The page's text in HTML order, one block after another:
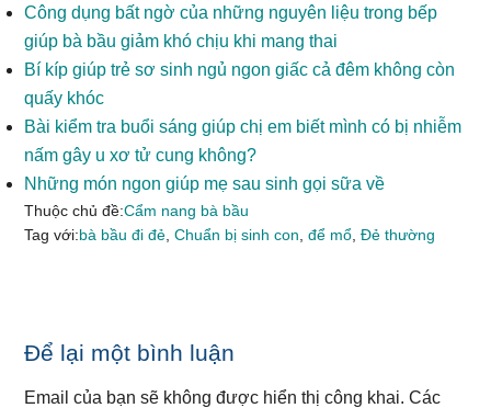
Công dụng bất ngờ của những nguyên liệu trong bếp
giúp bà bầu giảm khó chịu khi mang thai
Bí kíp giúp trẻ sơ sinh ngủ ngon giấc cả đêm không còn
quấy khóc
Bài kiểm tra buổi sáng giúp chị em biết mình có bị nhiễm
nấm gây u xơ tử cung không?
Những món ngon giúp mẹ sau sinh gọi sữa về
Thuộc chủ đề:Cẩm nang bà bầu
Tag với:bà bầu đi đẻ ,Chuẩn bị sinh con ,để mổ ,Đẻ thường
Reader
Interactions
Để lại một bình luận
Email của bạn sẽ không được hiển thị công khai. Các